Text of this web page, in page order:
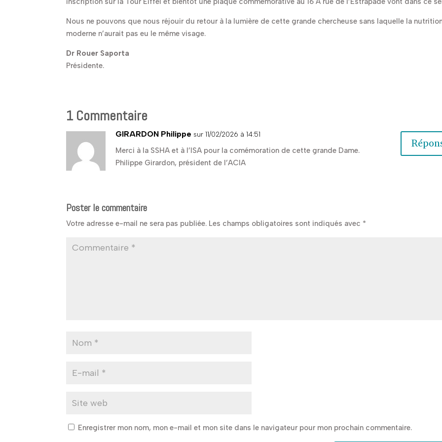
Nous ne pouvons que nous réjouir du retour à la lumière de cette grande chercheuse sans laquelle la
moderne n’aurait pas eu le même visage.
Dr Rouer Saporta
Présidente.
1 Commentaire
GIRARDON Philippe sur 11/02/2026 à 14:51
Merci à la SSHA et à l’ISA pour la comémoration de cette grande Dame.
Philippe Girardon, président de l’ACIA
Poster le commentaire
Votre adresse e-mail ne sera pas publiée. Les champs obligatoires sont indiqués avec *
Enregistrer mon nom, mon e-mail et mon site dans le navigateur pour mon prochain commentaire.